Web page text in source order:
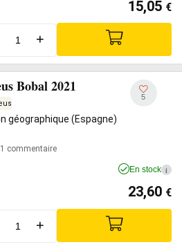
15,05 €
+
Bobal 2021
géographique (Espagne)
1 commentaire
5
En stock i
23,60 €
+